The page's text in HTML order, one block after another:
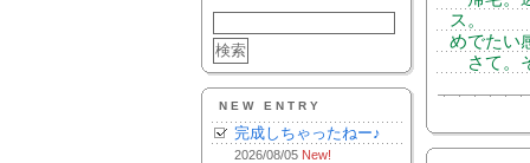
NEW ENTRY
完成しちゃったねー♪
2026/08/05 New!
ス。
めでたい
さて。